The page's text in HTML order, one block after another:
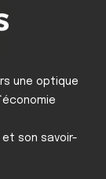
une optique
et son savoir-